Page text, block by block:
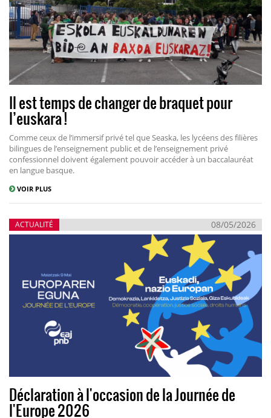
Il est temps de changer de braquet pour
l’euskara !
Comme ceux de l’immersif privé tel que Seaska, les lycéens des filières
bilingues de l’enseignement public et de l’enseignement privé
confessionnel doivent également pouvoir accéder à un baccalauréat
en langue basque.
VOIR PLUS
ACTUALITÉ 08/05/2026
Déclaration à l'occasion de la Journée de
l'Europe 2026